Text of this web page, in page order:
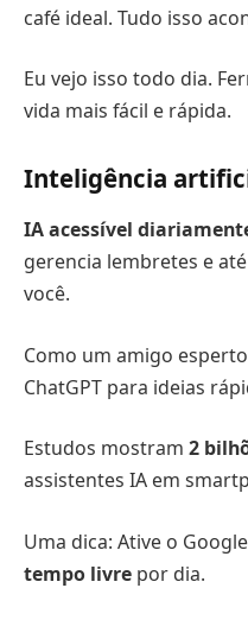
café ideal. Tudo isso
Eu vejo isso todo dia.
vida mais fácil e rápida.
Inteligência
IA acessível
gerencia lembretes e
você.
Como um amigo
ChatGPT para ideias
Estudos mostram 2
assistentes IA em
Uma dica: Ative o
tempo livre por dia.